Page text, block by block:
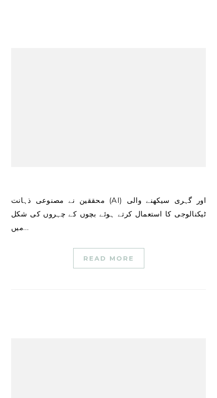
محققین نے مصنوعی ذہانت (AI) اور گہری سیکھنے والی
ٹیکنالوجی کا استعمال کرتے ہوئے بچوں کے چہروں کی شکل
میں…
READ MORE